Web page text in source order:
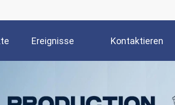
Ereignisse Kontaktieren